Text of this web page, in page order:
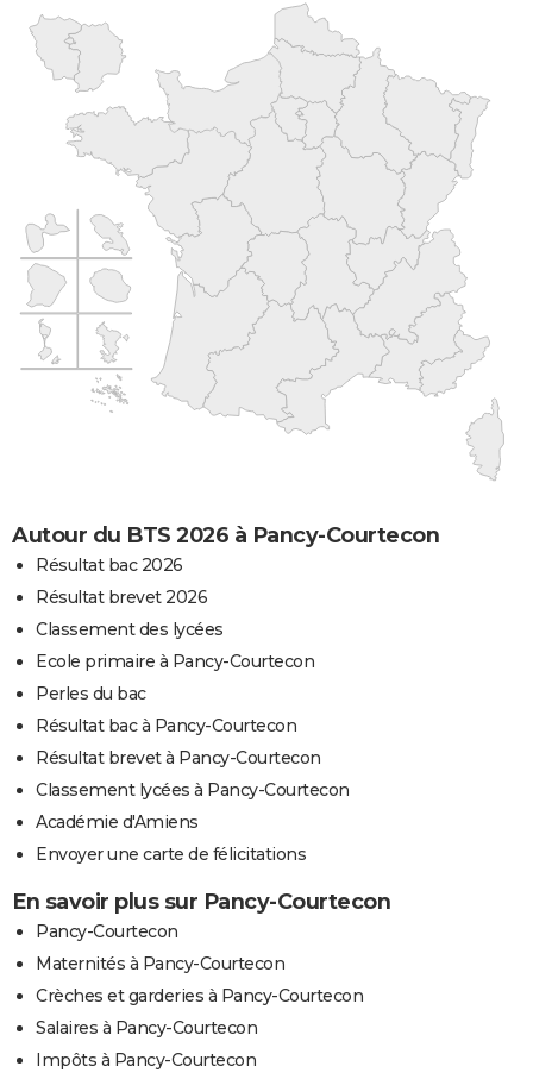
Autour du BTS 2026 à Pancy-Courtecon
Résultat bac 2026
Résultat brevet 2026
Classement des lycées
Ecole primaire à Pancy-Courtecon
Perles du bac
Résultat bac à Pancy-Courtecon
Résultat brevet à Pancy-Courtecon
Classement lycées à Pancy-Courtecon
Académie d'Amiens
Envoyer une carte de félicitations
En savoir plus sur Pancy-Courtecon
Pancy-Courtecon
Maternités à Pancy-Courtecon
Crèches et garderies à Pancy-Courtecon
Salaires à Pancy-Courtecon
Impôts à Pancy-Courtecon